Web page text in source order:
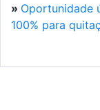
» Oportunidade
100% para